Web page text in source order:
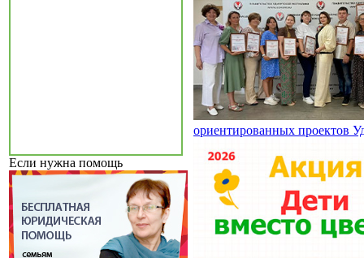
Если нужна помощь
ориентированных проектов